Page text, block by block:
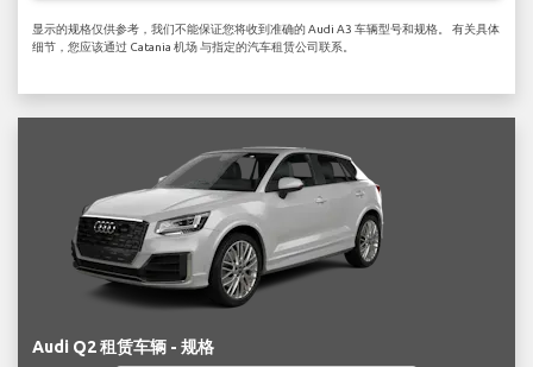
显示的规格仅供参考，我们不能保证您将收到准确的 Audi A3 车辆型号和规格。 有关具体
细节，您应该通过 Catania 机场 与指定的汽车租赁公司联系。
Audi Q2 租赁车辆 - 规格